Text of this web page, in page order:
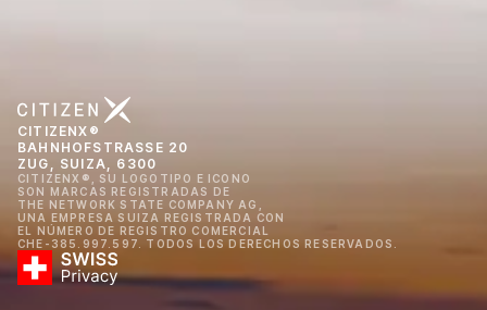
CITIZENX®
BAHNHOFSTRASSE 20
ZUG, SUIZA, 6300
CITIZENX®, SU LOGOTIPO E ICONO
SON MARCAS REGISTRADAS DE
THE NETWORK STATE COMPANY AG,
UNA EMPRESA SUIZA REGISTRADA CON
EL NÚMERO DE REGISTRO COMERCIAL
CHE-385.997.597. TODOS LOS DERECHOS RESERVADOS.